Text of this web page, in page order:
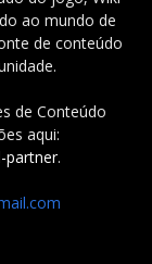
ao mundo de
de conteúdo
de Conteúdo
aqui:
partner.